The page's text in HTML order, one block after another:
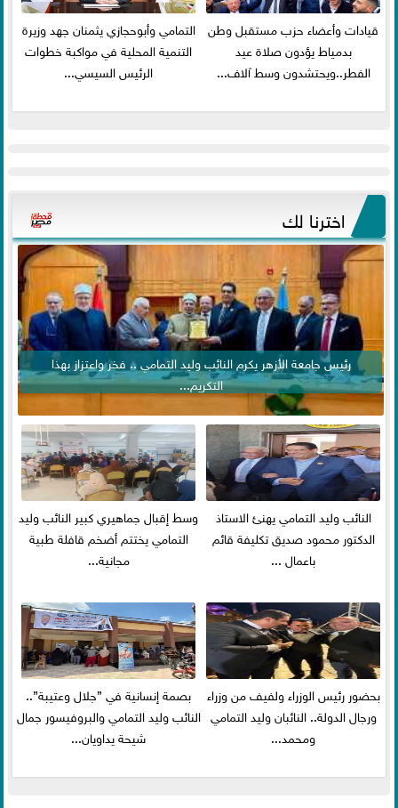
قيادات وأعضاء حزب مستقبل وطن
بدمياط يؤدون صلاة عيد
الفطر..ويحتشدون وسط آلاف...
التمامي وأبوحجازي يثمنان جهد وزيرة
التنمية المحلية في مواكبة خطوات
الرئيس السيسي...
اخترنا لك
رئيس جامعة الأزهر يكرم النائب وليد التمامي .. فخر واعتزاز بهذا
التكريم...
النائب وليد التمامي يهنئ الاستاذ
الدكتور محمود صديق تكليفة قائم
باعمال ...
وسط إقبال جماهيري كبير النائب وليد
التمامي يختتم أضخم قافلة طبية
مجانية...
بحضور رئيس الوزراء ولفيف من وزراء
ورجال الدولة.. النائبان وليد التمامي
ومحمد...
بصمة إنسانية في ”جلال وعتيبة”..
النائب وليد التمامي والبروفيسور جمال
شيحة يداويان...